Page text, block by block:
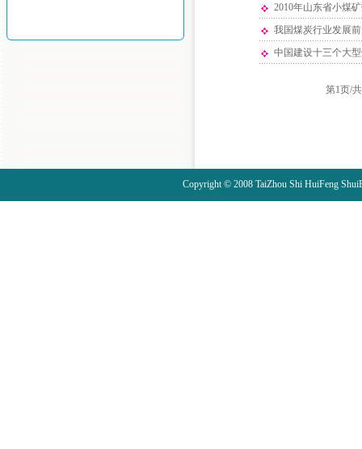
2010年山东省小煤
我国煤炭行业发展
中国建设十三个大
第1页/
Copyright © 2008 TaiZhou Shi